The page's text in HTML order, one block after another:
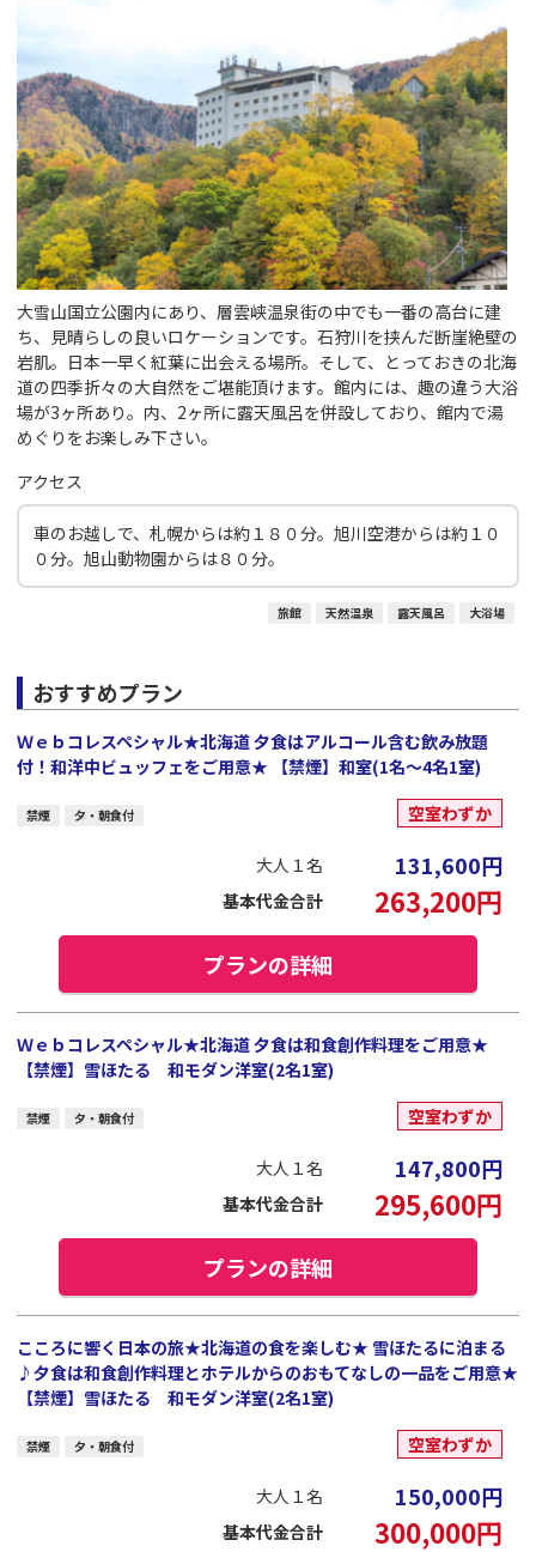
大雪山国立公園内にあり、層雲峡温泉街の中でも一番の高台に建
ち、見晴らしの良いロケーションです。石狩川を挟んだ断崖絶壁の
岩肌。日本一早く紅葉に出会える場所。そして、とっておきの北海
道の四季折々の大自然をご堪能頂けます。館内には、趣の違う大浴
場が3ヶ所あり。内、2ヶ所に露天風呂を併設しており、館内で湯
めぐりをお楽しみ下さい。
アクセス
車のお越しで、札幌からは約１８０分。旭川空港からは約１０
０分。旭山動物園からは８０分。
旅館 天然温泉 露天風呂 大浴場
おすすめプラン
Ｗｅｂコレスペシャル★北海道 夕食はアルコール含む飲み放題
付！和洋中ビュッフェをご用意★ 【禁煙】和室(1名～4名1室)
禁煙 夕・朝食付 空室わずか
大人１名 131,600円
基本代金合計 263,200円
プランの詳細
Ｗｅｂコレスペシャル★北海道 夕食は和食創作料理をご用意★
【禁煙】雪ほたる 和モダン洋室(2名1室)
禁煙 夕・朝食付 空室わずか
大人１名 147,800円
基本代金合計 295,600円
プランの詳細
こころに響く日本の旅★北海道の食を楽しむ★ 雪ほたるに泊まる
♪夕食は和食創作料理とホテルからのおもてなしの一品をご用意★
【禁煙】雪ほたる 和モダン洋室(2名1室)
禁煙 夕・朝食付 空室わずか
大人１名 150,000円
基本代金合計 300,000円